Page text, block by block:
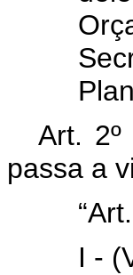
Art. 2º
passa a
I -